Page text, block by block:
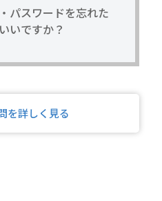
パスワードを忘れた
いですか？
を詳しく見る